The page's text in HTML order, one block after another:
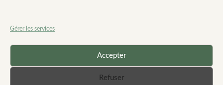
Gérer les services
Accepter
Refuser